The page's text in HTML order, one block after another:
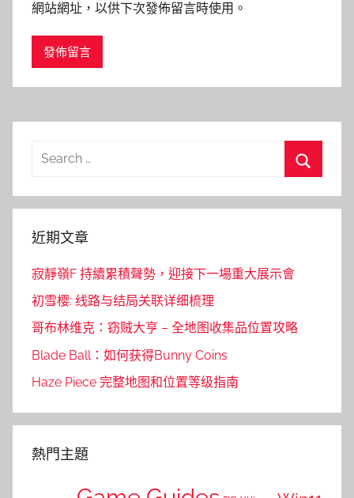
網站網址，以供下次發佈留言時使用。
Search
近期文章
寂靜嶺F 持續累積聲勢，迎接下一場重大展示會
初雪樱: 线路与结局关联详细梳理
哥布林维克：窃贼大亨 – 全地图收集品位置攻略
Blade Ball：如何获得Bunny Coins
Haze Piece 完整地图和位置等级指南
熱門主題